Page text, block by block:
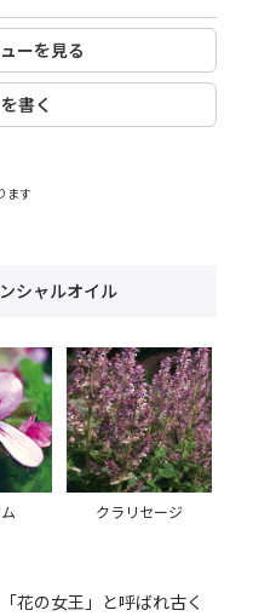
ーを見る
書く
ます
シャルオイル
クラリセージ
花の女王」と呼ばれ古く